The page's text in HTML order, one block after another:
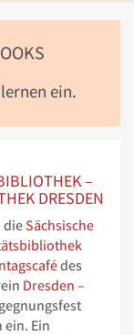
ein.
–
DRESDEN
die Sächsische
des
Dresden –
ein. Ein